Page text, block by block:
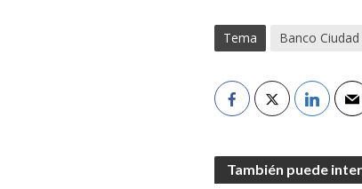
Tema Banco Ciudad
También puede